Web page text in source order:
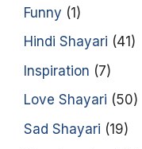
Funny (1)
Hindi Shayari (41)
Inspiration (7)
Love Shayari (50)
Sad Shayari (19)